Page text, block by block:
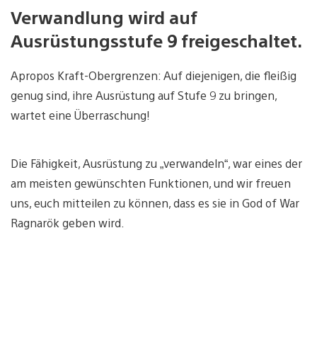
Verwandlung wird auf
Ausrüstungsstufe 9 freigeschaltet.
Apropos Kraft-Obergrenzen: Auf diejenigen, die fleißig
genug sind, ihre Ausrüstung auf Stufe 9 zu bringen,
wartet eine Überraschung!
Die Fähigkeit, Ausrüstung zu „verwandeln“, war eines der
am meisten gewünschten Funktionen, und wir freuen
uns, euch mitteilen zu können, dass es sie in God of War
Ragnarök geben wird.